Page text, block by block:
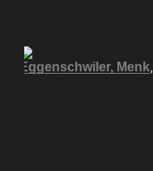
Eggenschwiler, Menk,